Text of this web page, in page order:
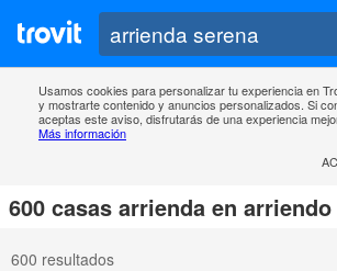
Usamos cookies para personalizar tu experiencia en
y mostrarte contenido y anuncios personalizados. Si
aceptas este aviso, disfrutarás de una experiencia
Más información
600 casas arrienda en
600 resultados